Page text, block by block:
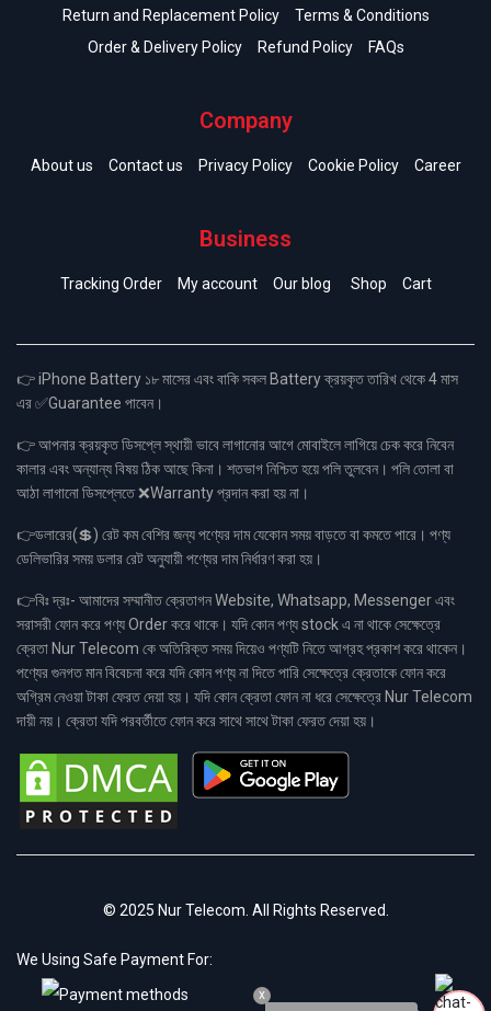
Return and Replacement Policy
Terms & Conditions
Order & Delivery Policy
Refund Policy FAQs
Company
About us Contact us Privacy Policy Cookie Policy Career
Business
Tracking Order My account Our blog Shop Cart
👉 iPhone Battery ১৮ মাসের এবং বাকি সকল Battery ক্রয়কৃত তারিখ থেকে 4 মাস
এর ✅Guarantee পাবেন।
👉 আপনার ক্রয়কৃত ডিসপ্লে স্থায়ী ভাবে লাগানোর আগে মোবাইলে লাগিয়ে চেক করে নিবেন
কালার এবং অন্যান্য বিষয় ঠিক আছে কিনা। শতভাগ নিশ্চিত হয়ে পলি তুলবেন। পলি তোলা বা
আঠা লাগানো ডিসপ্লেতে ❌Warranty প্রদান করা হয় না।
👉ডলারের(💲) রেট কম বেশির জন্য পণ্যের দাম যেকোন সময় বাড়তে বা কমতে পারে। পণ্য
ডেলিভারির সময় ডলার রেট অনুযায়ী পণ্যের দাম নির্ধারণ করা হয়।
👉বিঃ দ্রঃ- আমাদের সম্মানীত ক্রেতাগন Website, Whatsapp, Messenger এবং
সরাসরী ফোন করে পণ্য Order করে থাকে। যদি কোন পণ্য stock এ না থাকে সেক্ষেত্রে
ক্রেতা Nur Telecom কে অতিরিক্ত সময় দিয়েও পণ্যটি নিতে আগ্রহ প্রকাশ করে থাকেন।
পণ্যের গুনগত মান বিবেচনা করে যদি কোন পণ্য না দিতে পারি সেক্ষেত্রে ক্রেতাকে ফোন করে
অগ্রিম নেওয়া টাকা ফেরত দেয়া হয়। যদি কোন ক্রেতা ফোন না ধরে সেক্ষেত্রে Nur Telecom
দায়ী নয়। ক্রেতা যদি পরবর্তীতে ফোন করে সাথে সাথে টাকা ফেরত দেয়া হয়।
© 2025 Nur Telecom. All Rights Reserved.
We Using Safe Payment For:
x